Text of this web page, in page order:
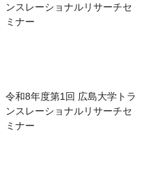
ンスレーショナルリサーチセ
ミナー
令和8年度第1回 広島大学トラ
ンスレーショナルリサーチセ
ミナー